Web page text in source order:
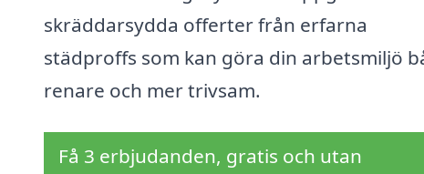
skräddarsydda offerter från erfarna
städproffs som kan göra din arbetsmiljö
renare och mer trivsam.
Få 3 erbjudanden, gratis och utan